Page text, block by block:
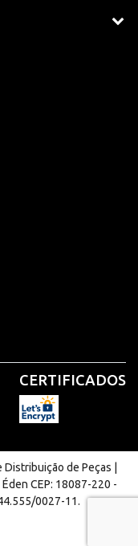
CERTIFICADOS
Distribuição de Peças |
CEP: 18087-220 -
0027-11.